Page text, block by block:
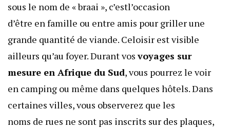
sous le nom de « braai », c’estl’occasion
d’être en famille ou entre amis pour griller une
grande quantité de viande. Celoisir est visible
ailleurs qu’au foyer. Durant vosvoyages sur
mesure en Afrique du Sud, vous pourrez le voir
en camping ou même dans quelques hôtels. Dans
certaines villes, vous observerez que les
noms de rues ne sont pas inscrits sur des plaques,